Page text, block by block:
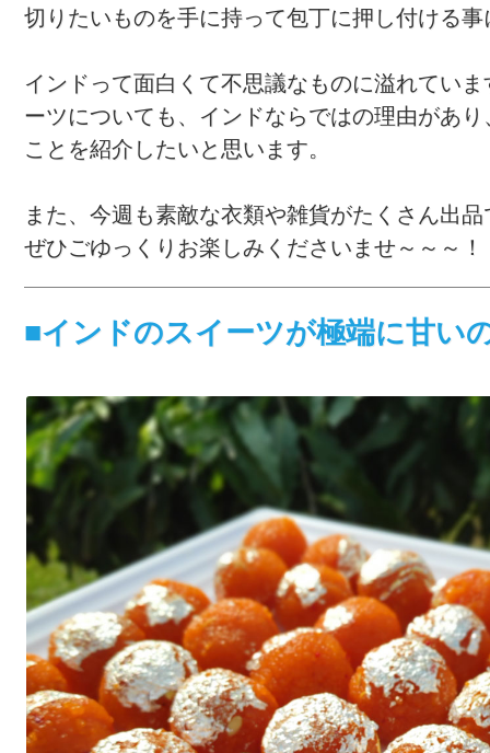
切りたいものを手に持って包丁に押し付ける
インドって面白くて不思議なものに溢れてい
ーツについても、インドならではの理由があ
ことを紹介したいと思います。
また、今週も素敵な衣類や雑貨がたくさん出
ぜひごゆっくりお楽しみくださいませ～～～！
■インドのスイーツが極端に甘い